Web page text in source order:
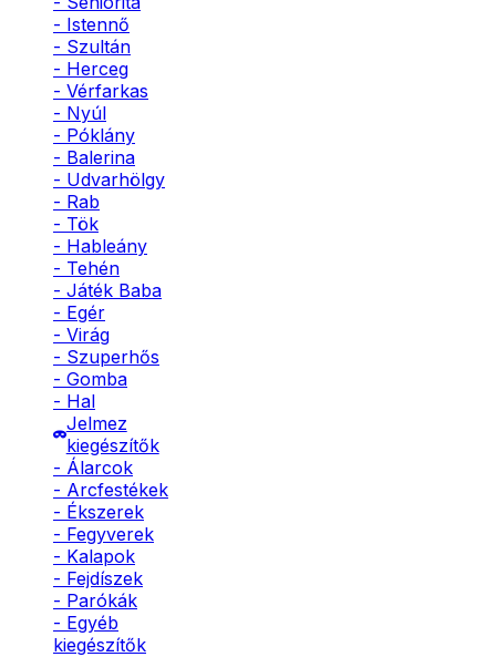
- Istennő
- Szultán
- Herceg
- Vérfarkas
- Nyúl
- Póklány
- Balerina
- Udvarhölgy
- Rab
- Tök
- Hableány
- Tehén
- Játék Baba
- Egér
- Virág
- Szuperhős
- Gomba
- Hal
Jelmez
kiegészítők
- Álarcok
- Arcfestékek
- Ékszerek
- Fegyverek
- Kalapok
- Fejdíszek
- Parókák
- Egyéb
kiegészítők